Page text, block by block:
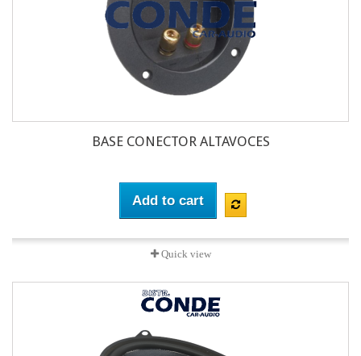
BASE CONECTOR ALTAVOCES
Add to cart
Quick view